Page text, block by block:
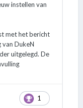
instellen van
met het bericht
van DukeN
uitgelegd. De
1